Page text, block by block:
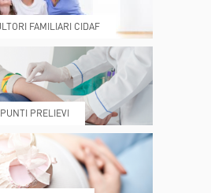
ESAMI E VISITE
MY POLI
FAMILIARI CIDAF
PUNTI PRELIEVI